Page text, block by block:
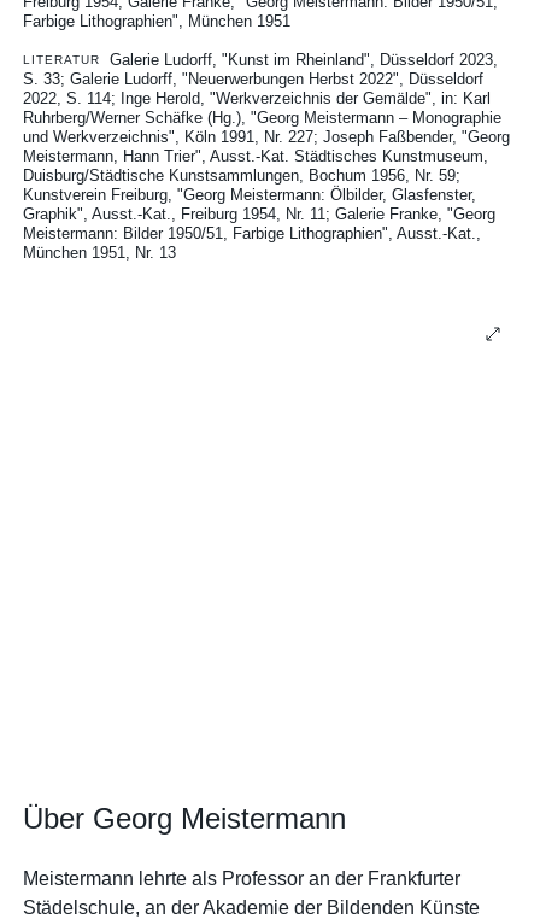
Farbige Lithographien", München 1951
LITERATUR
Galerie Ludorff, "Kunst im Rheinland", Düsseldorf 2023,
S. 33 Galerie Ludorff, "Neuerwerbungen Herbst 2022", Düsseldorf
2022, S. 114
Inge Herold, "Werkverzeichnis der Gemälde", in: Karl
Ruhrberg/Werner Schäfke (Hg.), "Georg Meistermann – Monographie
und Werkverzeichnis", Köln 1991, Nr. 227 Joseph Faßbender, "Georg
Meistermann, Hann Trier", Ausst.-Kat. Städtisches Kunstmuseum,
Duisburg/Städtische Kunstsammlungen, Bochum 1956, Nr. 59
Kunstverein Freiburg, "Georg Meistermann: Ölbilder, Glasfenster,
Graphik", Ausst.-Kat., Freiburg 1954, Nr. 11 Galerie Franke, "Georg
Meistermann: Bilder 1950/51, Farbige Lithographien", Ausst.-Kat.,
München 1951, Nr. 13
Über Georg Meistermann
Meistermann lehrte als Professor an der Frankfurter
Städelschule, an der Akademie der Bildenden Künste